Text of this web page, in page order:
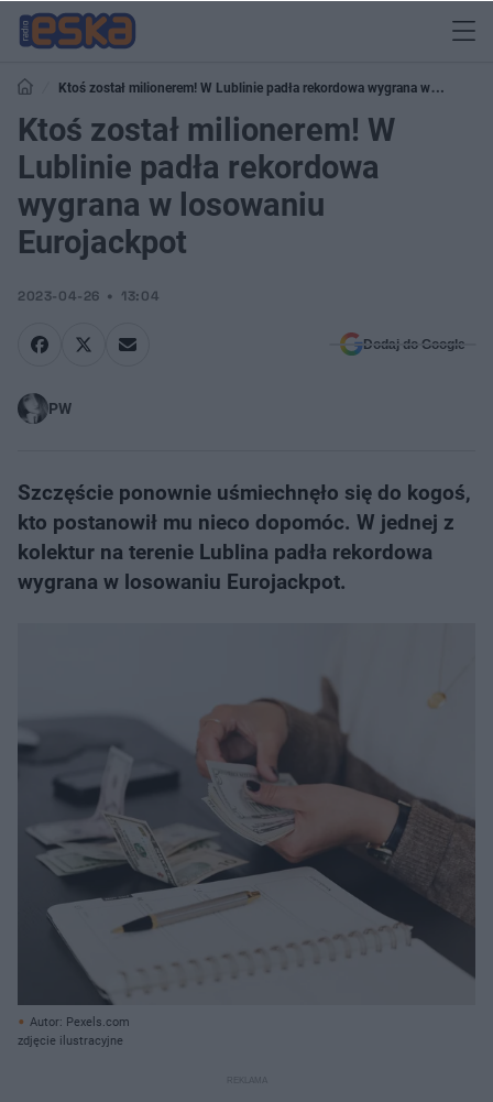
Ktoś został milionerem! W Lublinie padła rekordowa wygrana w
losowaniu Eurojackpot
Ktoś został milionerem! W
Lublinie padła rekordowa
wygrana w losowaniu
Eurojackpot
2023-04-26 13:04
Dodaj do Google
PW
Szczęście ponownie uśmiechnęło się do kogoś,
kto postanowił mu nieco dopomóc. W jednej z
kolektur na terenie Lublina padła rekordowa
wygrana w losowaniu Eurojackpot.
Autor: Pexels.com
zdjęcie ilustracyjne